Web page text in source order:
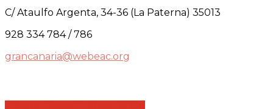
C/ Ataulfo Argenta, 34-36 (La Paterna) 35013
928 334 784 / 786
grancanaria@webeac.org